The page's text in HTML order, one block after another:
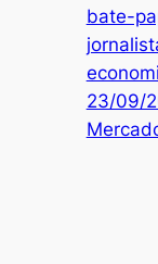
bate-
23/09/